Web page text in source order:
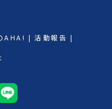
AHA! 活動報告